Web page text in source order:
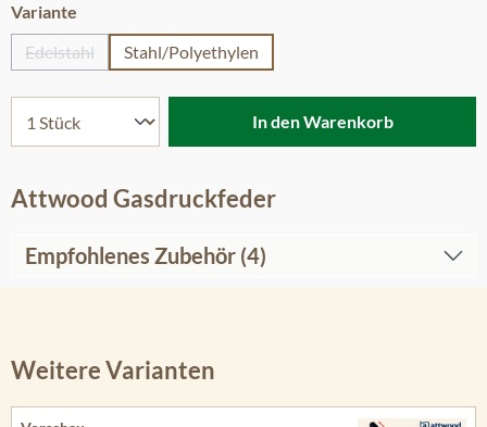
Variante
Edelstahl
(Diese Option ist zurzeit nicht verfügbar.)
Stahl/Polyethylen
In den Warenkorb
Attwood Gasdruckfeder
Empfohlenes Zubehör (4)
Weitere Varianten